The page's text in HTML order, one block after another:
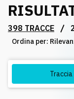
Playlist
Licenze
398 TRACCE /
Ordina per:
Traccia